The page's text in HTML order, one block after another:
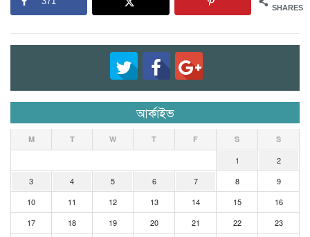
SHARES
আর্কাইভ
M T W T F S S
1
2
3
4 5 6 7 8
9
10
11 12 13 14 15
16
17
18 19 20 21 22
23